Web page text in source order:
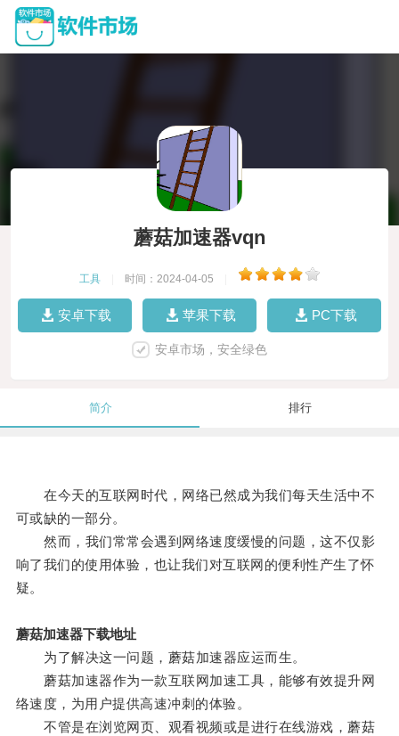
蘑菇加速器vqn
工具 时间：2024-04-05
安卓下载 苹果下载 PC下载
安卓市场，安全绿色
简介 排行
在今天的互联网时代，网络已然成为我们每天生活中不
可或缺的一部分。
然而，我们常常会遇到网络速度缓慢的问题，这不仅影
响了我们的使用体验，也让我们对互联网的便利性产生了怀
疑。
蘑菇加速器下载地址
为了解决这一问题，蘑菇加速器应运而生。
蘑菇加速器作为一款互联网加速工具，能够有效提升网
络速度，为用户提供高速冲刺的体验。
不管是在浏览网页、观看视频或是进行在线游戏，蘑菇